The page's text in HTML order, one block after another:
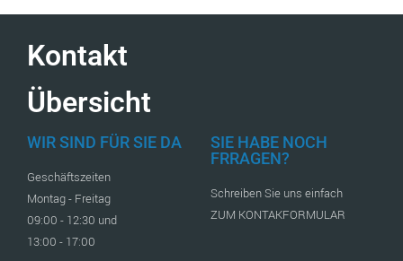
Kontakt
Übersicht
WIR SIND FÜR SIE DA
Geschäftszeiten
Montag - Freitag
09:00 - 12:30 und
13:00 - 17:00
SIE HABE NOCH
FRRAGEN?
Schreiben Sie uns einfach
ZUM KONTAKFORMULAR